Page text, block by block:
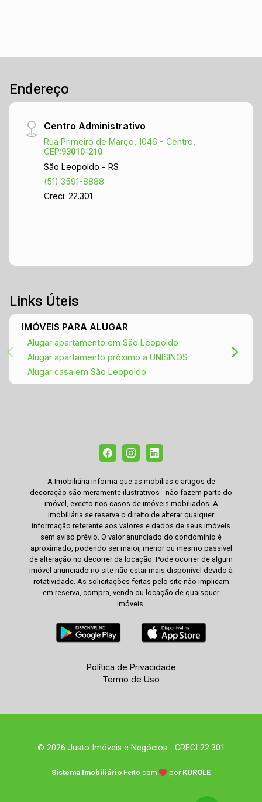
Endereço
Centro Administrativo
Rua Primeiro de Março, 1046 - Centro,
CEP:93010-210
São Leopoldo - RS
(51) 3591-8888
Creci: 22.301
Links Úteis
IMÓVEIS PARA ALUGAR
Alugar apartamento em São Leopoldo
Alugar apartamento próximo a UNISINOS
Alugar casa em São Leopoldo
A Imobiliária informa que as mobílias e artigos de
decoração são meramente ilustrativos - não fazem parte do
imóvel, exceto nos casos de imóveis mobiliados. A
imobiliária se reserva o direito de alterar qualquer
informação referente aos valores e dados de seus imóveis
sem aviso prévio. O valor anunciado do condomínio é
aproximado, podendo ser maior, menor ou mesmo passível
de alteração no decorrer da locação. Pode ocorrer de algum
imóvel anunciado no site não estar mais disponível devido à
rotatividade. As solicitações feitas pelo site não implicam
em reserva, compra, venda ou locação de quaisquer
imóveis.
Política de Privacidade
Termo de Uso
© 2026 Justo Imóveis e Negócios - CRECI 22.301
Sistema Imobiliário Feito com por KUROLE